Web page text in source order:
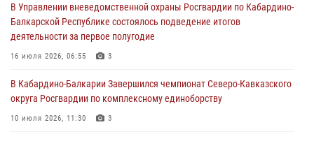
Состоялась рабочая встреча директора Росгвардии Героя России
генерала армии Виктора Золотова с заместителем полномочного
представителя Президента Российской Федерации в Северо-
Кавказском федеральном округе Виталием Кузнецовым
В Управлении вневедомственной охраны Росгвардии по Кабардино-
Балкарской Республике состоялось подведение итогов
деятельности за первое полугодие
16 июля 2026, 06:55 3
В Кабардино-Балкарии Завершился чемпионат Северо-Кавказского
округа Росгвардии по комплексному единоборству
10 июля 2026, 11:30 3